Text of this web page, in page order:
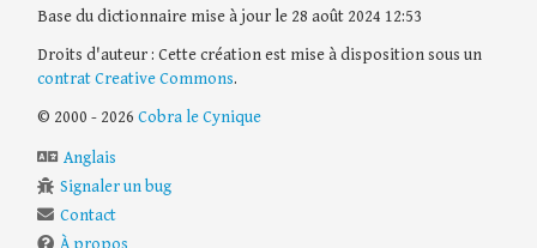
Base du dictionnaire mise à jour le 28 août 2024 12:53
Droits d'auteur : Cette création est mise à disposition sous un
contrat Creative Commons.
© 2000 - 2026 Cobra le Cynique
Anglais
Signaler un bug
Contact